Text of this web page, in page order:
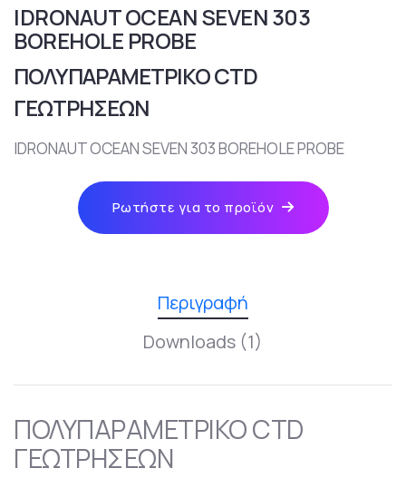
IDRONAUT OCEAN SEVEN 303
BOREHOLE PROBE
ΠΟΛΥΠΑΡΑΜΕΤΡΙΚΟ CTD
ΓΕΩΤΡΗΣΕΩΝ
IDRONAUT OCEAN SEVEN 303 BOREHOLE PROBE
Ρωτήστε για το προϊόν
Περιγραφή
Downloads (1)
ΠΟΛΥΠΑΡΑΜΕΤΡΙΚΟ CTD
ΓΕΩΤΡΗΣΕΩΝ